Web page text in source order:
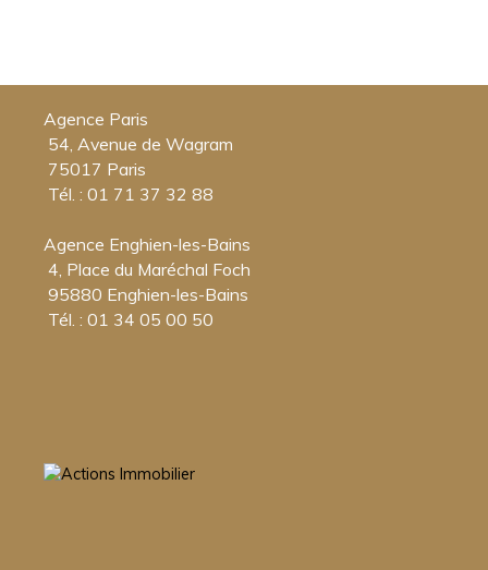
Agence Paris
54, Avenue de Wagram
75017 Paris
Tél. : 01 71 37 32 88
Agence Enghien-les-Bains
4, Place du Maréchal Foch
95880 Enghien-les-Bains
Tél. : 01 34 05 00 50